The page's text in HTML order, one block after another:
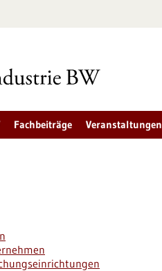
Fachbeiträge Veranstaltungen